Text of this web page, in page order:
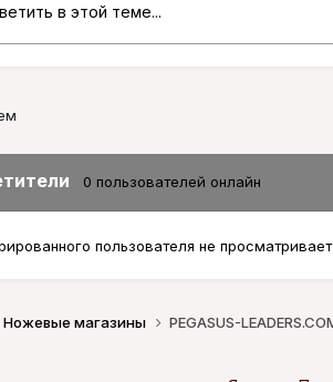
в этой теме...
0 пользователей онлайн
пользователя не
Ножевые магазины PEGASUS-